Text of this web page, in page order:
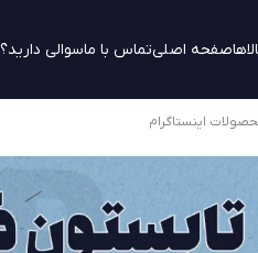
صفحه اصلیتماس با ماسوالی دارید؟
اینستاگرام